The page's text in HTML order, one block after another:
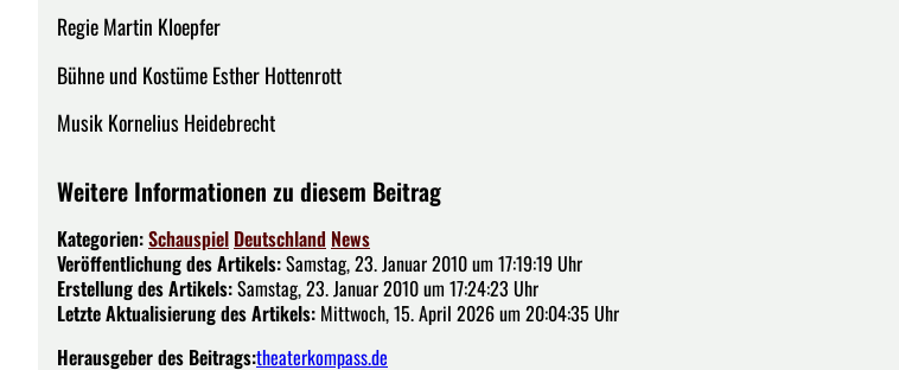
Regie Martin Kloepfer
Bühne und Kostüme Esther Hottenrott
Musik Kornelius Heidebrecht
Weitere Informationen zu diesem Beitrag
Kategorien:Schauspiel Deutschland News
Veröffentlichung des Artikels:Samstag, 23. Januar 2010 um 17:19:19 Uhr
Erstellung des Artikels:Samstag, 23. Januar 2010 um 17:24:23 Uhr
Letzte Aktualisierung des Artikels: Mittwoch, 15. April 2026 um 20:04:35 Uhr
Herausgeber des Beitrags:theaterkompass.de